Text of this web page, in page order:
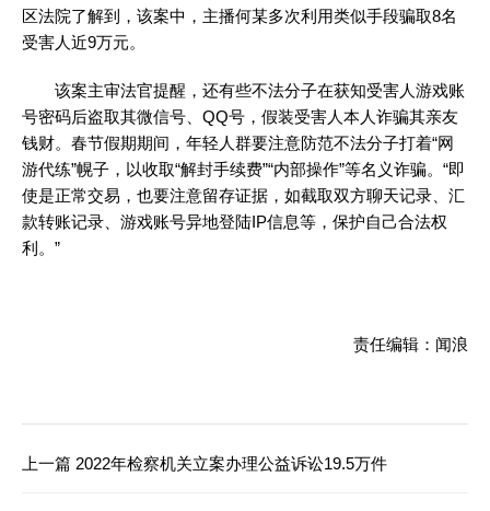
区法院了解到，该案中，主播何某多次利用类似手段骗取8名
受害人近9万元。
该案主审法官提醒，还有些不法分子在获知受害人游戏账
号密码后盗取其微信号、QQ号，假装受害人本人诈骗其亲友
钱财。春节假期期间，年轻人群要注意防范不法分子打着“网
游代练”幌子，以收取“解封手续费”“内部操作”等名义诈骗。“即
使是正常交易，也要注意留存证据，如截取双方聊天记录、汇
款转账记录、游戏账号异地登陆IP信息等，保护自己合法权
利。”
责任编辑：闻浪
上一篇 2022年检察机关立案办理公益诉讼19.5万件